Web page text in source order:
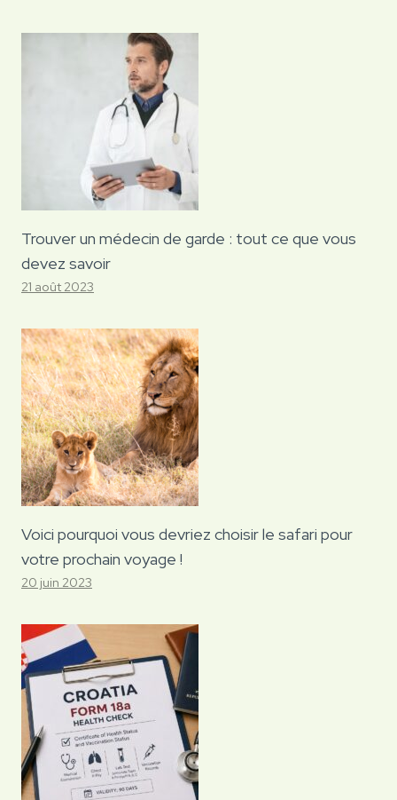
Trouver un médecin de garde : tout ce que vous
devez savoir
21 août 2023
Voici pourquoi vous devriez choisir le safari pour
votre prochain voyage !
20 juin 2023